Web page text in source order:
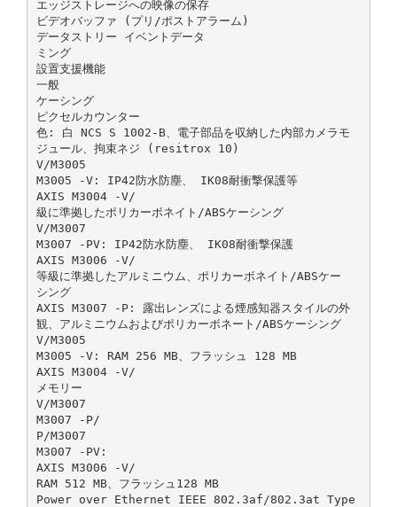
エッジストレージへの映像の保存
ビデオバッファ (プリ/ポストアラーム)
データストリー イベントデータ
ミング
設置支援機能
一般
ケーシング
ピクセルカウンター
色: 白 NCS S 1002‑B、電子部品を収納した内部カメラモ
ジュール、拘束ネジ (resitrox 10)
V/M3005
M3005 ‑V: IP42防水防塵、 IK08耐衝撃保護等
AXIS M3004 ‑V/
級に準拠したポリカーボネイト/ABSケーシング
V/M3007
M3007 ‑PV: IP42防水防塵、 IK08耐衝撃保護
AXIS M3006 ‑V/
等級に準拠したアルミニウム、ポリカーボネイト/ABSケー
シング
AXIS M3007 ‑P: 露出レンズによる煙感知器スタイルの外
観、アルミニウムおよびポリカーボネート/ABSケーシング
V/M3005
M3005 ‑V: RAM 256 MB、フラッシュ 128 MB
AXIS M3004 ‑V/
メモリー
V/M3007
M3007 ‑P/
P/M3007
M3007 ‑PV:
AXIS M3006 ‑V/
RAM 512 MB、フラッシュ128 MB
Power over Ethernet IEEE 802.3af/802.3at Type